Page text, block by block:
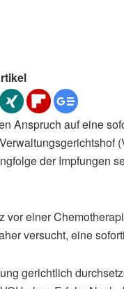
Anspruch auf eine
der Impfungen
vor einer
versucht, eine
gerichtlich